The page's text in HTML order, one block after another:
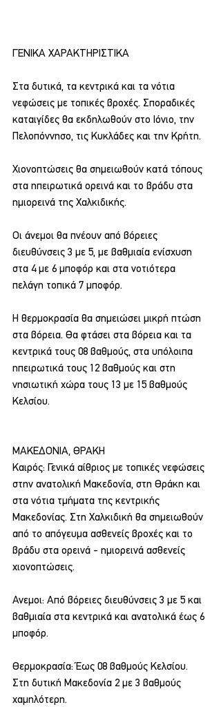
ΓΕΝΙΚΑ ΧΑΡΑΚΤΗΡΙΣΤΙΚΑ
Στα δυτικά, τα κεντρικά και τα νότια
νεφώσεις με τοπικές βροχές. Σποραδικές
καταιγίδες θα εκδηλωθούν στο Ιόνιο, την
Πελοπόννησο, τις Κυκλάδες και την Κρήτη.
Χιονοπτώσεις θα σημειωθούν κατά τόπους
στα ηπειρωτικά ορεινά και το βράδυ στα
ημιορεινά της Χαλκιδικής.
Οι άνεμοι θα πνέουν από βόρειες
διευθύνσεις 3 με 5, με βαθμιαία ενίσχυση
στα 4 με 6 μποφόρ και στα νοτιότερα
πελάγη τοπικά 7 μποφόρ.
Η θερμοκρασία θα σημειώσει μικρή πτώση
στα βόρεια. Θα φτάσει στα βόρεια και τα
κεντρικά τους 08 βαθμούς, στα υπόλοιπα
ηπειρωτικά τους 12 βαθμούς και στη
νησιωτική χώρα τους 13 με 15 βαθμούς
Κελσίου.
ΜΑΚΕΔΟΝΙΑ, ΘΡΑΚΗ
Καιρός: Γενικά αίθριος με τοπικές νεφώσεις
στην ανατολική Μακεδονία, στη Θράκη και
στα νότια τμήματα της κεντρικής
Μακεδονίας. Στη Χαλκιδική θα σημειωθούν
από το απόγευμα ασθενείς βροχές και το
βράδυ στα ορεινά - ημιορεινά ασθενείς
χιονοπτώσεις.
Ανεμοι: Από βόρειες διευθύνσεις 3 με 5 και
βαθμιαία στα κεντρικά και ανατολικά έως 6
μποφόρ.
Θερμοκρασία: Έως 08 βαθμούς Κελσίου.
Στη δυτική Μακεδονία 2 με 3 βαθμούς
χαμηλότερη.